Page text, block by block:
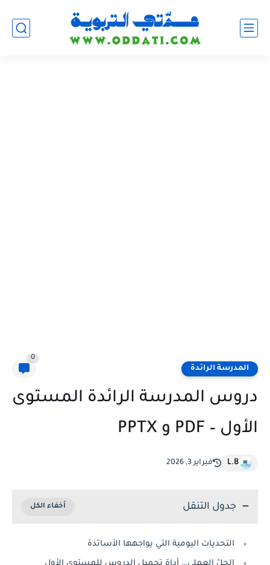
المدرسة الرائدة
0
دروس المدرسة الرائدة المستوى
الأول – PDF و PPTX
L.B فبراير 3, 2026
جدول التنقل
التحديات اليومية التي يواجهها الأساتذة